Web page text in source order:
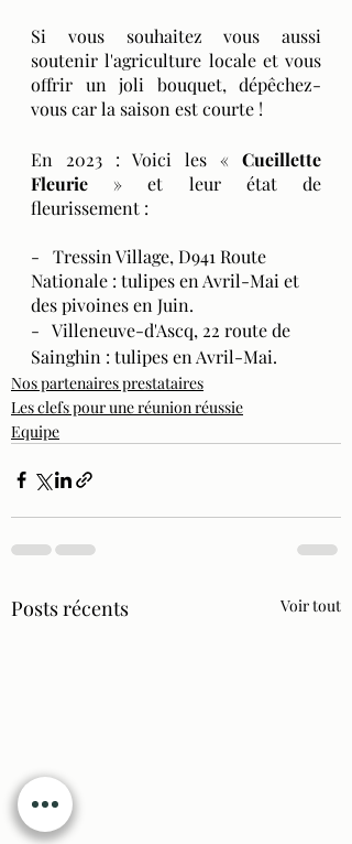
Si vous souhaitez vous aussi
soutenir l'agriculture locale et vous
offrir un joli bouquet, dépêchez-
vous car la saison est courte !
En 2023 : Voici les « Cueillette
Fleurie
» et leur état de
fleurissement :
-   Tressin Village, D941 Route
Nationale : tulipes en Avril-Mai et
des pivoines en Juin.
-   Villeneuve-d'Ascq, 22 route de
Sainghin : tulipes en Avril-Mai.
Nos partenaires prestataires
Les clefs pour une réunion réussie
Equipe
Posts récents Voir tout